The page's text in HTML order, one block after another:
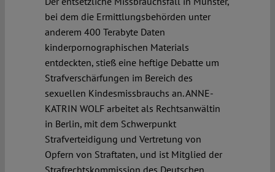
bei dem die Ermittlungsbehörden unter
anderem 400 Terabyte Daten
kinderpornographischen Materials
entdeckten, stieß eine heftige Debatte um
Strafverschärfungen im Bereich des
sexuellen Kindesmissbrauchs an. ANNE-
KATRIN WOLF arbeitet als Rechtsanwältin
in Berlin, mit dem Schwerpunkt
Strafverteidigung und Vertretung von
Opfern von Straftaten, und ist Mitglied der